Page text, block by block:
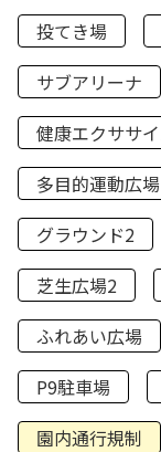
投てき場
サブアリーナ
健康エクササ
多目的運動広場
グラウンド2
芝生広場2
ふれあい広場
P9駐車場
園内通行規制